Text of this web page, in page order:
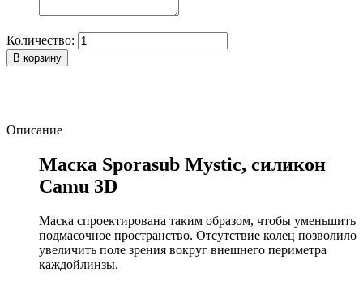
Количество:
В корзину
Описание
Маска Sporasub Mystic, силикон
Camu 3D
Маска спроектирована таким образом, чтобы уменьшить
подмасочное пространство. Отсутствие колец позволило
увеличить поле зрения вокруг внешнего периметра
каждойлинзы.